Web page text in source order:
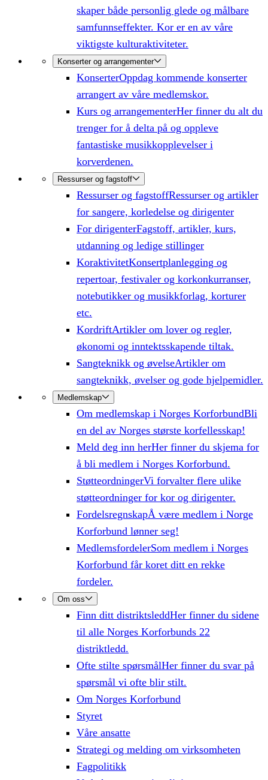
skaper både personlig glede og målbare
samfunnseffekter. Kor er en av våre
viktigste kulturaktiviteter.
Konserter og arrangementer
KonserterOppdag kommende konserter
arrangert av våre medlemskor.
Kurs og arrangementerHer finner du alt du
trenger for å delta på og oppleve
fantastiske musikkopplevelser i
korverdenen.
Ressurser og fagstoff
Ressurser og fagstoffRessurser og artikler
for sangere, korledelse og dirigenter
For dirigenterFagstoff, artikler, kurs,
utdanning og ledige stillinger
KoraktivitetKonsertplanlegging og
repertoar, festivaler og korkonkurranser,
notebutikker og musikkforlag, korturer
etc.
KordriftArtikler om lover og regler,
økonomi og inntektsskapende tiltak.
Sangteknikk og øvelseArtikler om
sangteknikk, øvelser og gode hjelpemidler.
Medlemskap
Om medlemskap i Norges KorforbundBli
en del av Norges største korfellesskap!
Meld deg inn herHer finner du skjema for
å bli medlem i Norges Korforbund.
StøtteordningerVi forvalter flere ulike
støtteordninger for kor og dirigenter.
FordelsregnskapÅ være medlem i Norge
Korforbund lønner seg!
MedlemsfordelerSom medlem i Norges
Korforbund får koret ditt en rekke
fordeler.
Om oss
Finn ditt distriktsleddHer finner du sidene
til alle Norges Korforbunds 22
distriktledd.
Ofte stilte spørsmålHer finner du svar på
spørsmål vi ofte blir stilt.
Om Norges Korforbund
Styret
Våre ansatte
Strategi og melding om virksomheten
Fagpolitikk